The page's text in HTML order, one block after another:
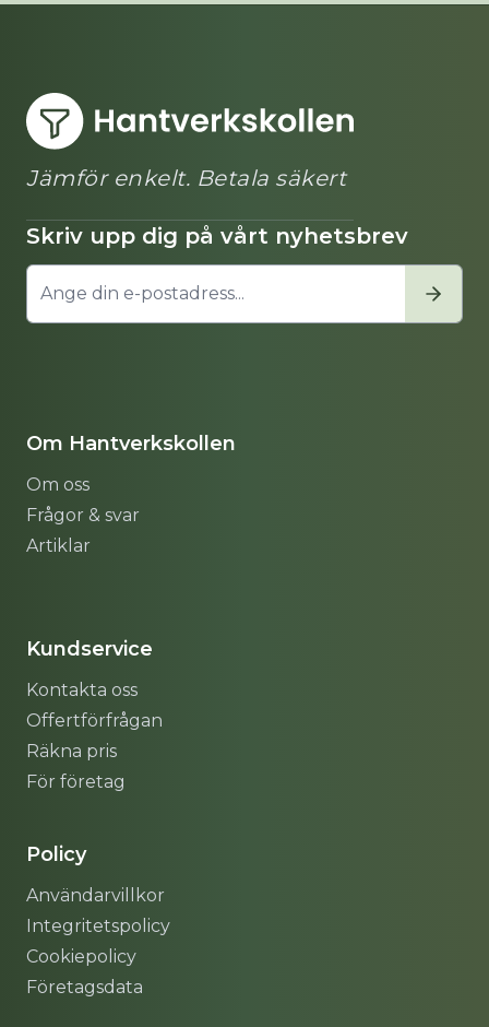
Jämför enkelt. Betala säkert
Skriv upp dig på vårt nyhetsbrev
Om Hantverkskollen
Om oss
Frågor & svar
Artiklar
Kundservice
Kontakta oss
Offertförfrågan
Räkna pris
För företag
Policy
Användarvillkor
Integritetspolicy
Cookiepolicy
Företagsdata